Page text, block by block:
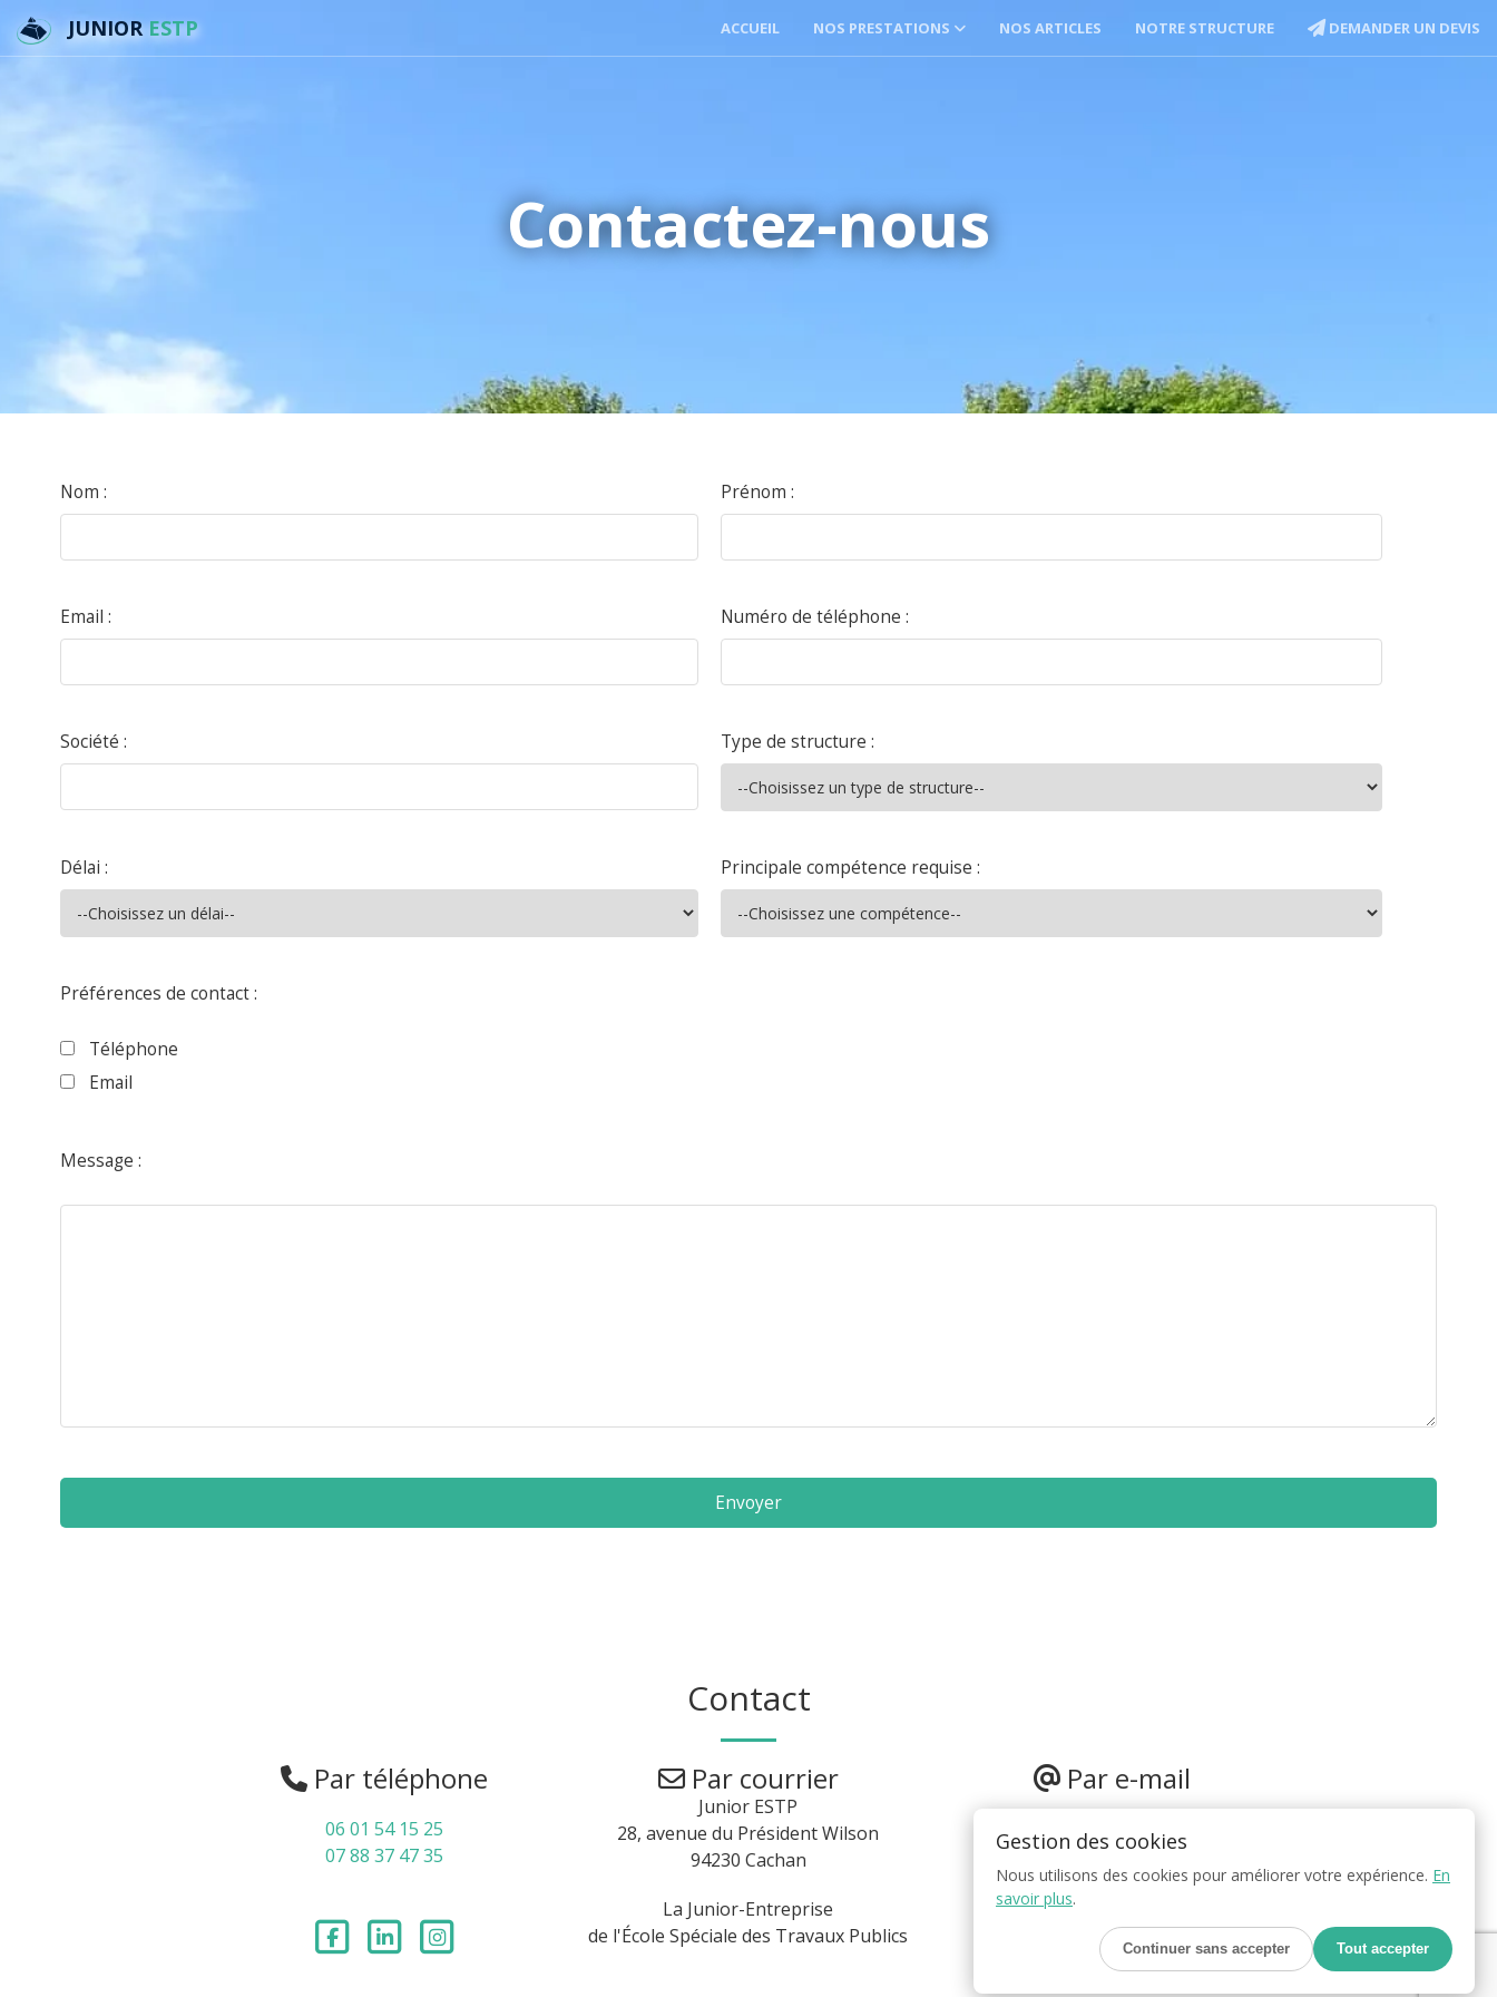
JUNIOR ESTP ACCUEIL NOS PRESTATIONS NOS ARTICLES NOTRE STRUCTURE DEMANDER UN DEVIS
Contactez-nous
Nom : Prénom :
Email : Numéro de téléphone :
Société : Type de structure :
Délai : Principale compétence requise :
Préférences de contact :
Téléphone
Email
Message :
Envoyer
Contact
Par téléphone
06 01 54 15 25
07 88 37 47 35
Par courrier
Junior ESTP
28, avenue du Président Wilson
94230 Cachan
Par e-mail
contact@juniorestp.com
La Junior-Entreprise
de l'École Spéciale des Travaux Publics
Mentions Légales
Réalisation
Gestion des cookies
Nous utilisons des cookies pour améliorer votre expérience. En
savoir plus.
Continuer sans accepter Tout accepter